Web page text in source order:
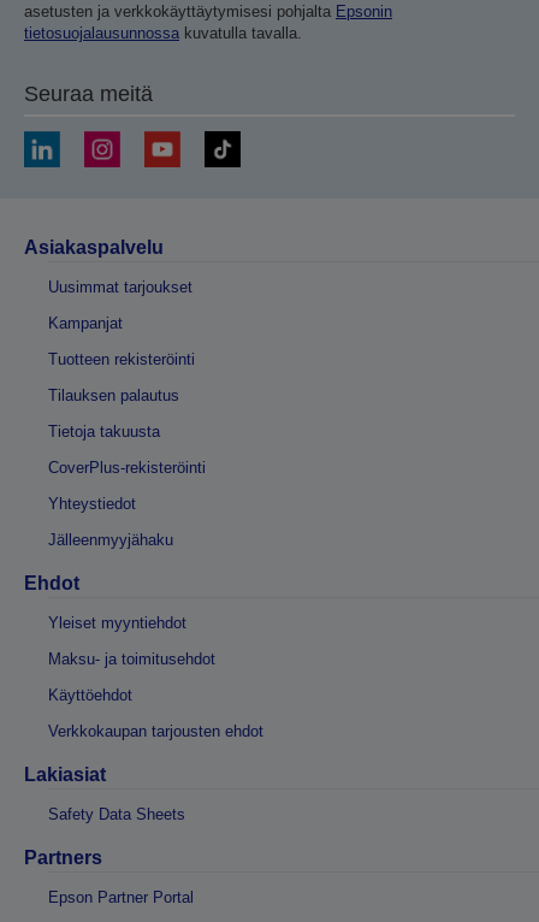
asetusten ja verkkokäyttäytymisesi pohjalta Epsonin
tietosuojalausunnossa kuvatulla tavalla.
Seuraa meitä
Asiakaspalvelu
Uusimmat tarjoukset
Kampanjat
Tuotteen rekisteröinti
Tilauksen palautus
Tietoja takuusta
CoverPlus-rekisteröinti
Yhteystiedot
Jälleenmyyjähaku
Ehdot
Yleiset myyntiehdot
Maksu- ja toimitusehdot
Käyttöehdot
Verkkokaupan tarjousten ehdot
Lakiasiat
Safety Data Sheets
Partners
Epson Partner Portal